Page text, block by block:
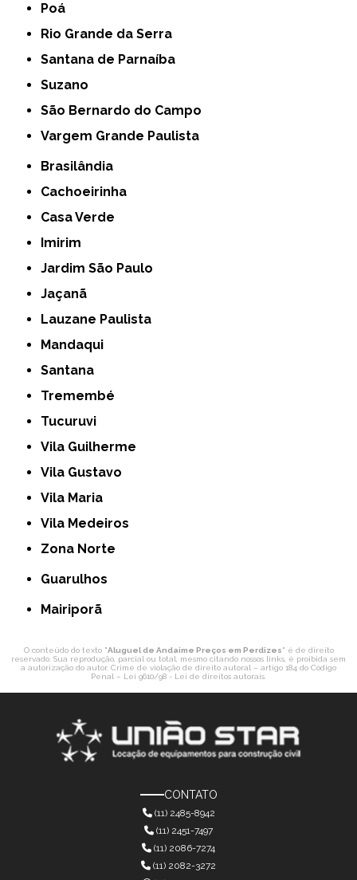
Poá
Rio Grande da Serra
Santana de Parnaíba
Suzano
São Bernardo do Campo
Vargem Grande Paulista
Brasilândia
Cachoeirinha
Casa Verde
Imirim
Jardim São Paulo
Jaçanã
Lauzane Paulista
Mandaqui
Santana
Tremembé
Tucuruvi
Vila Guilherme
Vila Gustavo
Vila Maria
Vila Medeiros
Zona Norte
Guarulhos
Mairiporã
O conteúdo do texto "Aluguel de Andaime Preços em Perdizes" é de direito
reservado. Sua reprodução, parcial ou total, mesmo citando nossos links, é proibida sem
a autorização do autor. Crime de violação de direito autoral – artigo 184 do Código
Penal – Lei 9610/98 - Lei de direitos autorais.
CONTATO
(11) 2485-8942
(11) 2451-7497
(11) 2086-7274
(11) 2082-3272